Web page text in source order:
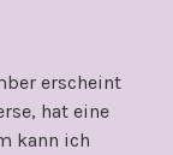
erscheint
hat eine
kann ich